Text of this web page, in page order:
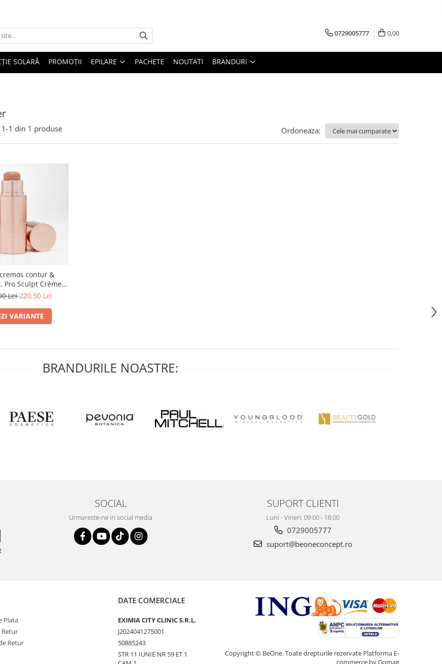
0729005777 0,00
SOLARĂ PROMOȚII EPILARE PACHETE NOUTATI BRANDURI
1-1 din 1 produse Ordoneaza:
contur &
Pro Sculpt Crème
nuanta SUN-LIT
Lei220,50 Lei
VARIANTE
BRANDURILE NOASTRE:
SOCIAL
Urmareste-ne in social media
SUPORT CLIENTI
Luni - Vineri: 09:00 - 18:00
0729005777
suport@beoneconcept.ro
Plata
Retur
Retur
DATE COMERCIALE
EXIMIA CITY CLINIC S.R.L.
J2024041275001
50885243
STR 11 IUNIE NR 59 ET 1
Copyright © BeOne. Toate drepturile rezervate Platforma E-
commerce by Gomag